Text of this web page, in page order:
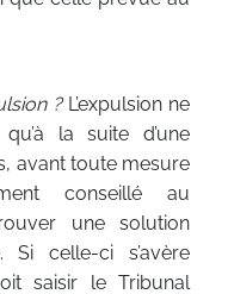
? L’expulsion ne
la suite d’une
avant toute mesure
conseillé au
une solution
Si celle-ci s’avère
saisir le Tribunal